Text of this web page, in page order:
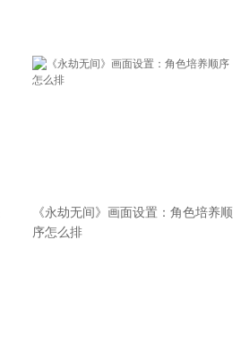
《永劫无间》画面设置：角色培养顺
序怎么排